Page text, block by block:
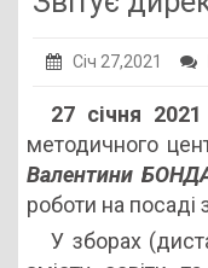
Публічна
Заклади ПТО
Оголошення
Галерея
НМЦ ПТО
Січ 27,2021
27 січня 2021
методичного
Валентини
роботи на посаді
У зборах